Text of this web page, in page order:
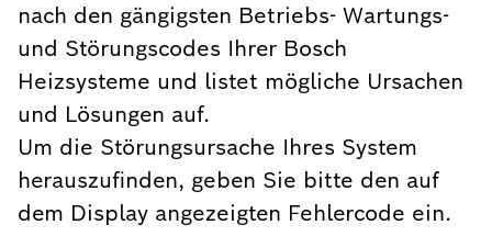
nach den gängigsten Betriebs- Wartungs-
und Störungscodes Ihrer Bosch
Heizsysteme und listet mögliche Ursachen
und Lösungen auf.
Um die Störungsursache Ihres System
herauszufinden, geben Sie bitte den auf
dem Display angezeigten Fehlercode ein.